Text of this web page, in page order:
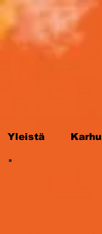
Yleistä Karhu